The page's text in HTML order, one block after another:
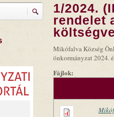
1/2024.
rendelet
Mikófalva Község
önkormányzat 2024.
Fájlok: